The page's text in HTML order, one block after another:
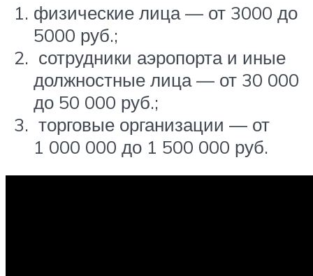
физические лица — от 3000 до
5000 руб.;
сотрудники аэропорта и иные
должностные лица — от 30 000
до 50 000 руб.;
торговые организации — от
1 000 000 до 1 500 000 руб.